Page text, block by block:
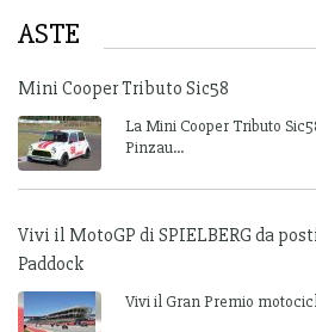
ASTE
Mini Cooper Tributo Sic58
La Mini Cooper Tributo
Pinzau...
Vivi il MotoGP di SPIELBERG da
Paddock
Vivi il Gran Premio